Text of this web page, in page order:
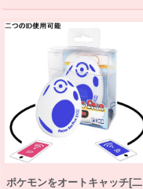
ポケモンをオートキャッチ[二